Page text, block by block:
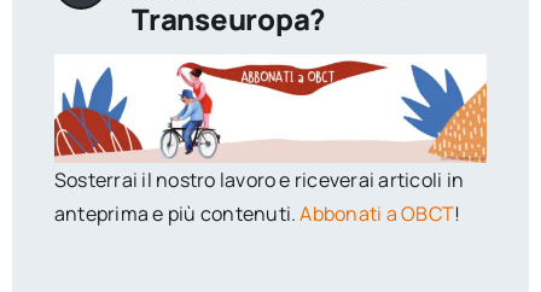
Transeuropa?
Sosterrai il nostro lavoro e riceverai articoli in
anteprima e più contenuti.Abbonati a OBCT!